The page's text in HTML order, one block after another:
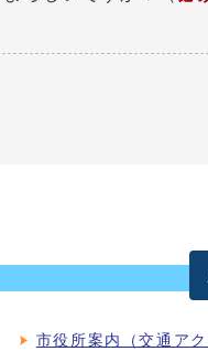
市役所案内（交通アク